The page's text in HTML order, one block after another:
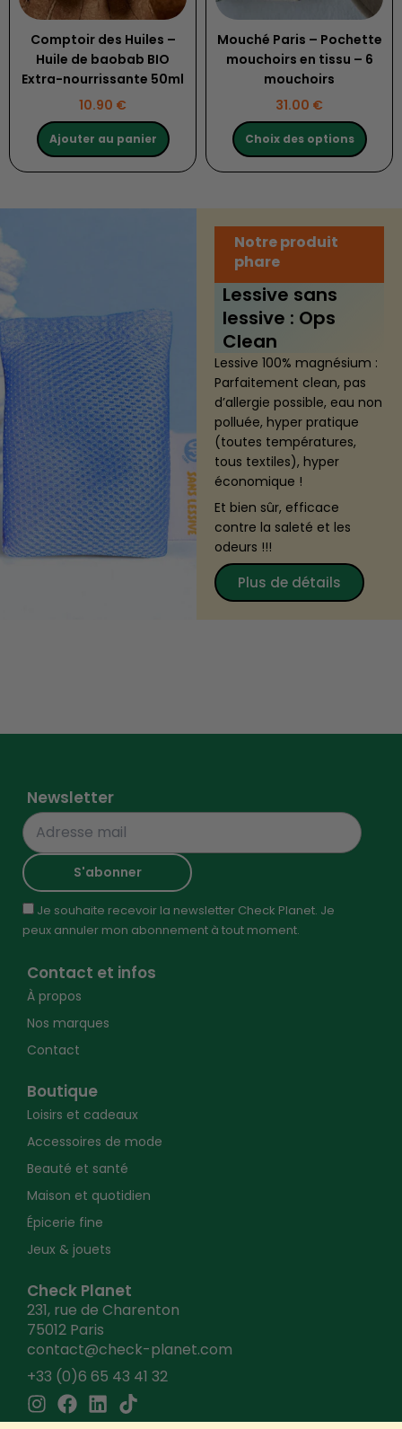
Comptoir des Huiles –
Huile de baobab BIO
Extra-nourrissante 50ml
10.90 €
Ajouter au panier
Mouché Paris – Pochette
mouchoirs en tissu – 6
mouchoirs
31.00 €
Choix des options
sur
la
page
du
produit
Notre produit
phare
Lessive sans
lessive : Ops
Clean
Lessive 100% magnésium :
Parfaitement clean, pas
d’allergie possible, eau non
polluée, hyper pratique
(toutes températures,
tous textiles), hyper
économique !
Et bien sûr, efficace
contre la saleté et les
odeurs !!!
Plus de détails
Check Planet
231, rue de Charenton
75012 Paris
contact@check-planet.com
+33 (0)6 65 43 41 32
I
n
F
a
L
i
T
i
Boutique
Loisirs et cadeaux
Accessoires de mode
Beauté et santé
Maison et quotidien
Épicerie fine
Jeux & jouets
Contact et infos
À propos
Nos marques
Contact
Newsletter
Je souhaite recevoir la newsletter Check Planet. Je
peux annuler mon abonnement à tout moment.